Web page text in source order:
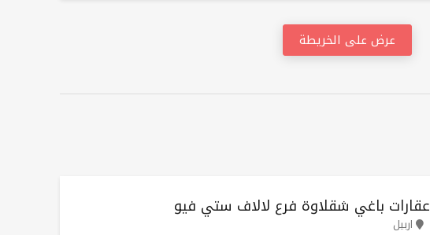
عرض على الخريطة
عقارات باغي شقلاوة فرع لالاف ستي فیو
اربيل